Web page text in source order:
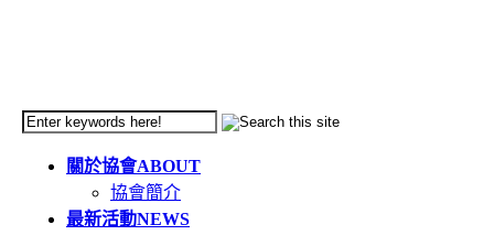
關於協會ABOUT
協會簡介
最新活動NEWS